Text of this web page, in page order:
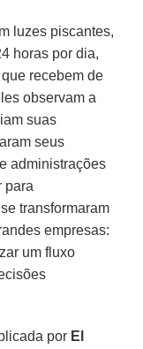
luzes piscantes,
horas por dia,
recebem de
observam a
suas
seus
administrações
para
se transformaram
empresas:
um fluxo
por El